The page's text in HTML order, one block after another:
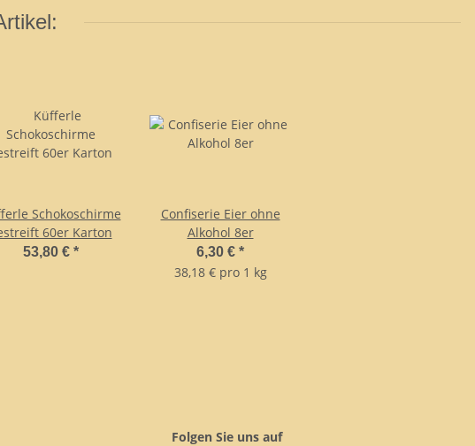
Schokoschirme
60er Karton
53,80 € *
Confiserie Eier ohne
Alkohol 8er
6,30 € *
38,18 € pro 1 kg
Folgen Sie uns auf